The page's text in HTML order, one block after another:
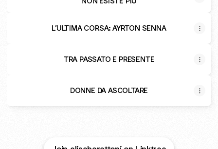
L’ULTIMA CORSA: AYRTON SENNA
TRA PASSATO E PRESENTE
DONNE DA ASCOLTARE